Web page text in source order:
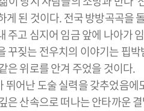
게 된 것이다. 전국 방방곡곡을
주고 심지어 임금 앞에 나아가
꾸짖는 전우치의 이야기는 핍박
은 위로를 안겨 주었을 것이다.
뛰어난 도술 실력을 갖추었음에
은 산속으로 떠나는 안타까운